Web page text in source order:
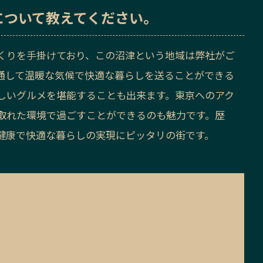
いて教えてください。
を手掛けており、この沼津という地域は弊社がご
て温暖な気候で快適な暮らしを送ることができる
グルメを堪能することも出来ます。東京へのアク
た環境で過ごすことができるのも魅力です。歴
で快適な暮らしの実現にピッタリの街です。